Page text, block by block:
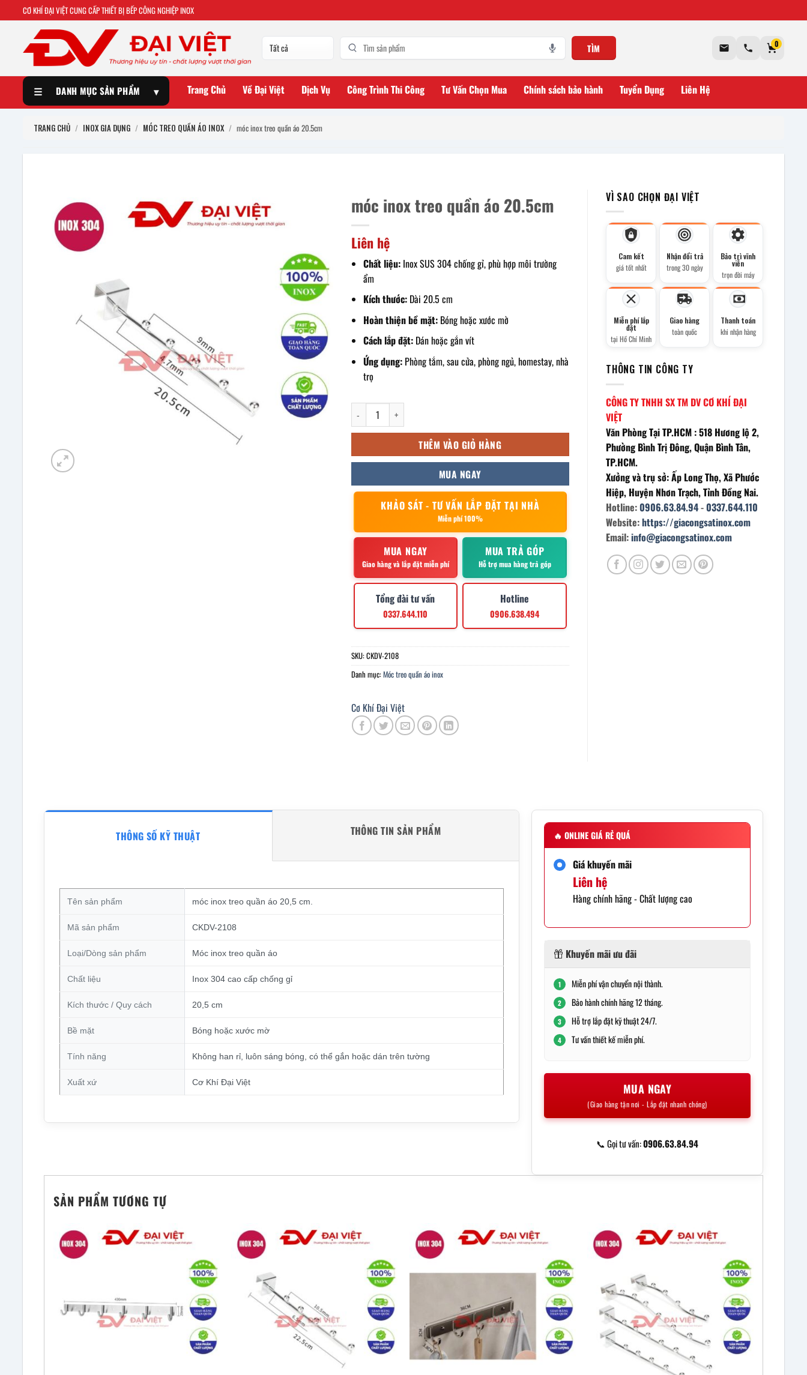
CƠ KHÍ ĐẠI VIỆT CUNG CẤP THIẾT BỊ BẾP CÔNG NGHIỆP INOX
TÌM 0
☰ DANH MỤC SẢN PHẨM ▾ Trang Chủ Về Đại Việt Dịch Vụ Công Trình Thi Công Tư Vấn Chọn Mua Chính sách bảo hành Tuyển Dụng Liên Hệ
TRANG CHỦ / INOX GIA DỤNG / MÓC TREO QUẦN ÁO INOX / móc inox treo quần áo 20.5cm
móc inox treo quần áo 20.5cm
Liên hệ
Chất liệu: Inox SUS 304 chống gỉ, phù hợp môi trường
ẩm
Kích thước: Dài 20.5 cm
Hoàn thiện bề mặt: Bóng hoặc xước mờ
Cách lắp đặt: Dán hoặc gắn vít
Ứng dụng: Phòng tắm, sau cửa, phòng ngủ, homestay, nhà
trọ
móc inox treo quần áo 20.5cm số lượng
THÊM VÀO GIỎ HÀNG
MUA NGAY
KHẢO SÁT - TƯ VẤN LẮP ĐẶT TẠI NHÀ
Miễn phí 100%
MUA NGAY
Giao hàng và lắp đặt miễn phí
MUA TRẢ GÓP
Hỗ trợ mua hàng trả góp
Tổng đài tư vấn
0337.644.110
Hotline
0906.638.494
SKU:CKDV-2108
Danh mục:Móc treo quần áo inox
Cơ Khí Đại Việt
VÌ SAO CHỌN ĐẠI VIỆT
Cam kết
giá tốt nhất
Nhận đổi trả
trong 30 ngày
Bảo trì vĩnh
viễn
trọn đời máy
Miễn phí lắp
đặt
tại Hồ Chí Minh
Giao hàng
toàn quốc
Thanh toán
khi nhận hàng
THÔNG TIN CÔNG TY
CÔNG TY TNHH SX TM DV CƠ KHÍ ĐẠI
VIỆT
Văn Phòng Tại TP.HCM : 518 Hương lộ 2,
Phường Bình Trị Đông, Quận Bình Tân,
TP.HCM.
Xưởng và trụ sở: Ấp Long Thọ, Xã Phước
Hiệp, Huyện Nhơn Trạch, Tỉnh Đồng Nai.
Hotline:0906.63.84.94-0337.644.110
Website:https://giacongsatinox.com
Email:info@giacongsatinox.com
THÔNG SỐ KỸ THUẬT THÔNG TIN SẢN PHẨM
Tên sản phẩm móc inox treo quần áo 20,5 cm.
Mã sản phẩm CKDV-2108
Loại/Dòng sản phẩm Móc inox treo quần áo
Chất liệu Inox 304 cao cấp chống gỉ
Kích thước / Quy cách 20,5 cm
Bề mặt Bóng hoặc xước mờ
Tính năng Không han rỉ, luôn sáng bóng, có thể gắn hoặc dán trên tường
Xuất xứ Cơ Khí Đại Việt
🔥 ONLINE GIÁ RẺ QUÁ
Giá khuyến mãi
Liên hệ
Hàng chính hãng - Chất lượng cao
Khuyến mãi ưu đãi
1 Miễn phí vận chuyển nội thành.
2 Bảo hành chính hãng 12 tháng.
3 Hỗ trợ lắp đặt kỹ thuật 24/7.
4 Tư vấn thiết kế miễn phí.
MUA NGAY
(Giao hàng tận nơi - Lắp đặt nhanh chóng)
📞 Gọi tư vấn:0906.63.84.94
SẢN PHẨM TƯƠNG TỰ